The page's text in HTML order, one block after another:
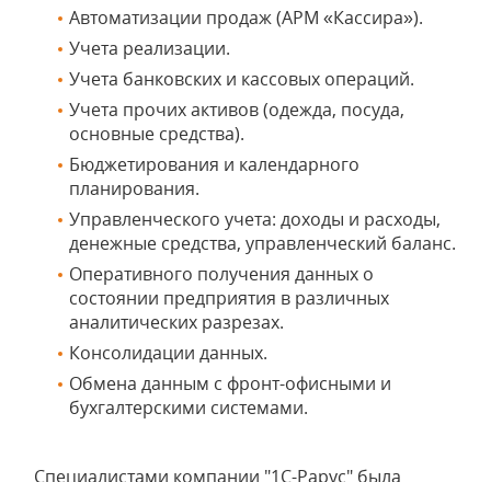
Автоматизации продаж (АРМ «Кассира»).
Учета реализации.
Учета банковских и кассовых операций.
Учета прочих активов (одежда, посуда,
основные средства).
Бюджетирования и календарного
планирования.
Управленческого учета: доходы и расходы,
денежные средства, управленческий баланс.
Оперативного получения данных о
состоянии предприятия в различных
аналитических разрезах.
Консолидации данных.
Обмена данным с фронт-офисными и
бухгалтерскими системами.
Специалистами компании "1С-Рарус" была